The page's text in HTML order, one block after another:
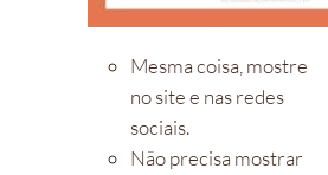
Mesma coisa, mostre
no site e nas redes
sociais.
Não precisa mostrar